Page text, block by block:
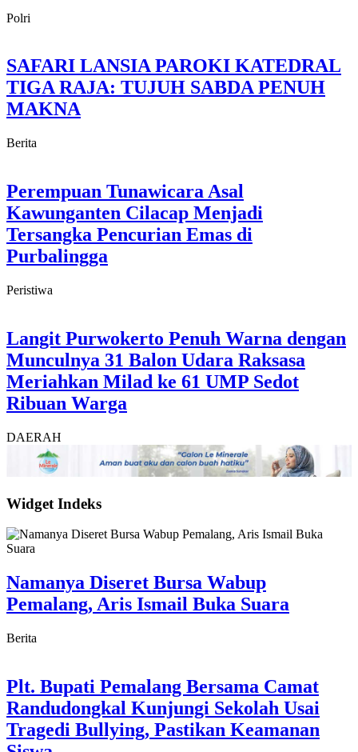
Polri
SAFARI LANSIA PAROKI KATEDRAL
TIGA RAJA: TUJUH SABDA PENUH
MAKNA
Berita
Perempuan Tunawicara Asal
Kawunganten Cilacap Menjadi
Tersangka Pencurian Emas di
Purbalingga
Peristiwa
Langit Purwokerto Penuh Warna dengan
Munculnya 31 Balon Udara Raksasa
Meriahkan Milad ke 61 UMP Sedot
Ribuan Warga
DAERAH
Widget Indeks
Namanya Diseret Bursa Wabup
Pemalang, Aris Ismail Buka Suara
Berita
Plt. Bupati Pemalang Bersama Camat
Randudongkal Kunjungi Sekolah Usai
Tragedi Bullying, Pastikan Keamanan